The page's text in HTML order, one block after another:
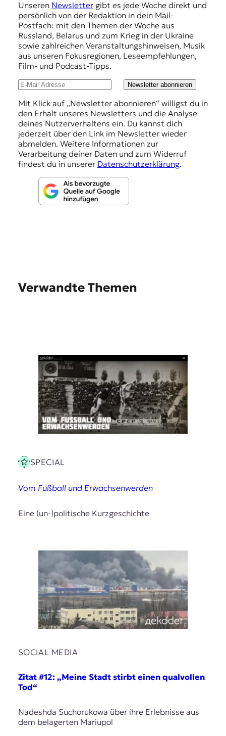
Unseren Newslettergibt es jede Woche direkt und
persönlich von der Redaktion in dein Mail-
Postfach: mit den Themen der Woche aus
Russland, Belarus und zum Krieg in der Ukraine
sowie zahlreichen Veranstaltungshinweisen, Musik
aus unseren Fokusregionen, Leseempfehlungen,
Film- und Podcast-Tipps.
Newsletter abonnieren
Mit Klick auf „Newsletter abonnieren“ willigst du in
den Erhalt unseres Newsletters und die Analyse
deines Nutzerverhaltens ein. Du kannst dich
jederzeit über den Link im Newsletter wieder
abmelden. Weitere Informationen zur
Verarbeitung deiner Daten und zum Widerruf
findest du in unserer Datenschutzerklärung.
Verwandte Themen
SPECIAL
Vom Fußball und Erwachsenwerden
Eine (un-)politische Kurzgeschichte
SOCIAL MEDIA
Zitat #12: „Meine Stadt stirbt einen qualvollen
Tod“
Nadeshda Suchorukowa über ihre Erlebnisse aus
dem belagerten Mariupol